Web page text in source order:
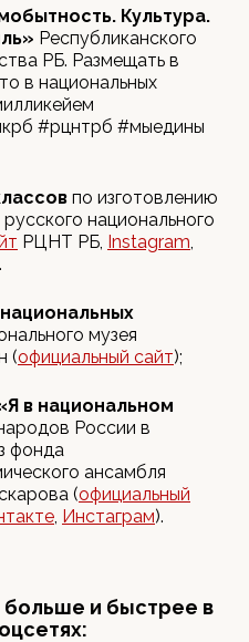
Культура.
Республиканского
РБ. Размещать в
в национальных
#рцнтрб #мыедины
по изготовлению
национального
РЦНТ РБ, Instagram,
музея
(официальный сайт);
в национальном
России в
фонда
ансамбля
(официальный
, Инстаграм).
и быстрее в